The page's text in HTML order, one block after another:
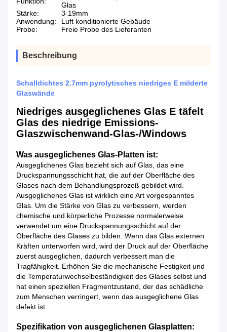
Glas
Stärke:
3-19mm
Anwendung:
Luft konditionierte Gebäude
Probe:
Freie Probe des Lieferanten
Beschreibung
Schalldichtes 2.7mm pyrolytisches niedriges E milderte
Glaswände
Niedriges ausgeglichenes Glas E täfelt
Glas des niedrige Emissions-
Glaszwischenwand-Glas-/Windows
Was ausgeglichenes Glas-Platten ist:
Ausgeglichenes Glas bezieht sich auf Glas, das eine
Druckspannungsschicht hat, die auf der Oberfläche des
Glases nach dem Behandlungsprozeß gebildet wird.
Ausgeglichenes Glas ist wirklich eine Art vorgespanntes
Glas. Um die Stärke von Glas zu verbessern, werden
chemische und körperliche Prozesse normalerweise
verwendet um eine Druckspannungsschicht auf der
Oberfläche des Glases zu bilden. Wenn das Glas externen
Kräften unterworfen wird, wird der Druck auf der Oberfläche
zuerst ausgeglichen, dadurch verbessert man die
Tragfähigkeit. Erhöhen Sie die mechanische Festigkeit und
die Temperaturwechselbeständigkeit des Glases selbst und
hat einen speziellen Fragmentzustand, der das schädliche
zum Menschen verringert, wenn das ausgeglichene Glas
defekt ist.
Spezifikation von ausgeglichenen Glasplatten: